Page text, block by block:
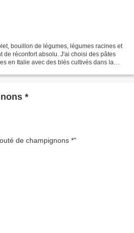
bouillon de légumes, légumes racines et
de réconfort absolu. J'ai choisi des pâtes
en Italie avec des blés cultivés dans la
*